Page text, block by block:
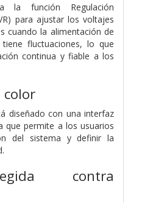
la función Regulación
para ajustar los voltajes
cuando la alimentación de
fluctuaciones, lo que
continua y fiable a los
color
diseñado con una interfaz
que permite a los usuarios
del sistema y definir la
contra